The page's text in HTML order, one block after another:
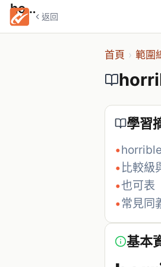
返回
horrible
首頁 › 範圍
學習
•
•比較級
•也可表
•常見同
基本